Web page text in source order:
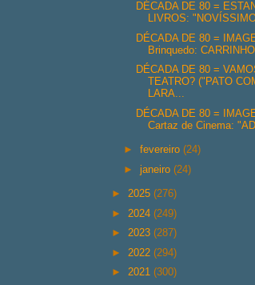
DÉCADA DE 80 =
LIVROS:
DÉCADA DE 80 =
Brinquedo:
DÉCADA DE 80 =
TEATRO? ("PATO
LARA...
DÉCADA DE 80 =
Cartaz de Cinema:
►fevereiro(24)
►janeiro(24)
► 2025 (276)
► 2024 (249)
► 2023 (287)
► 2022 (294)
► 2021 (300)